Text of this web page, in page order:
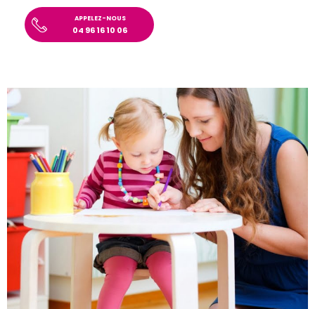
APPELEZ-NOUS
04 96 16 10 06